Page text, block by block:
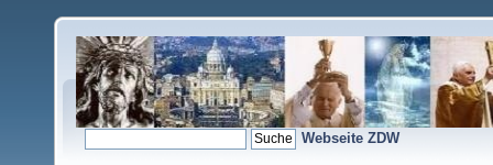
Webseite ZDW